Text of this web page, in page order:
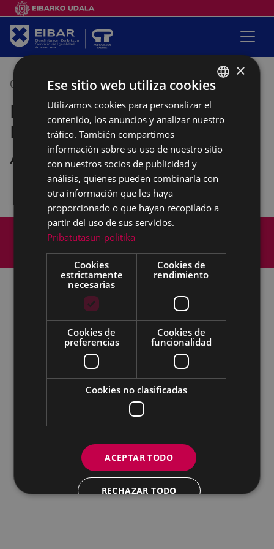
07/10/2022 17:00 -20:00
Reunión de la asociación
Mujeres al Cuadrado
Andretxea
Mapa del Sitio
Aviso legal
Política de cookies
Accesibilidad
Todas las redes sociales del Ayuntamiento
Eibarko Andretxea - Isasi kalea, 11 | 20600 Eibar
Andretxea: 943 54 39 38
Igualdad: 943 70 84 40
andretxea@eibar.eus
berdintasuna@eibar.eus
IFZ: P2003100A | DIR3 L01200300
BASQUE
SPANISH
×
Ese sitio web utiliza cookies
Utilizamos cookies para personalizar el
contenido, los anuncios y analizar nuestro
tráfico. También compartimos
información sobre su uso de nuestro sitio
con nuestros socios de publicidad y
análisis, quienes pueden combinarla con
otra información que les haya
proporcionado o que hayan recopilado a
partir del uso de sus servicios.
Pribatutasun-politika
Cookies
estrictamente
necesarias
Cookies de
rendimiento
Cookies de
preferencias
Cookies de
funcionalidad
Cookies no clasificadas
ACEPTAR TODO
RECHAZAR TODO